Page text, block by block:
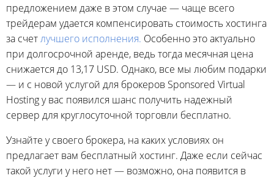
предложением даже в этом случае — чаще всего
трейдерам удается компенсировать стоимость хостинга
за счетлучшего исполнения. Особенно это актуально
при долгосрочной аренде, ведь тогда месячная цена
снижается до 13,17 USD. Однако, все мы любим подарки
— и с новой услугой для брокеров Sponsored Virtual
Hosting у вас появился шанс получить надежный
сервер для круглосуточной торговли бесплатно.
Узнайте у своего брокера, на каких условиях он
предлагает вам бесплатный хостинг. Даже если сейчас
такой услуги у него нет — возможно, она появится в